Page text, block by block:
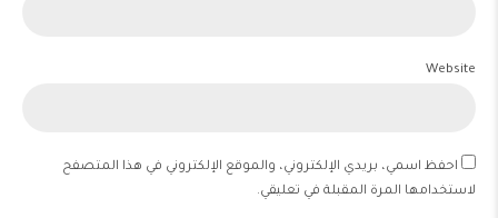
Website
احفظ اسمي، بريدي الإلكتروني، والموقع الإلكتروني في هذا المتصفح
لاستخدامها المرة المقبلة في تعليقي.